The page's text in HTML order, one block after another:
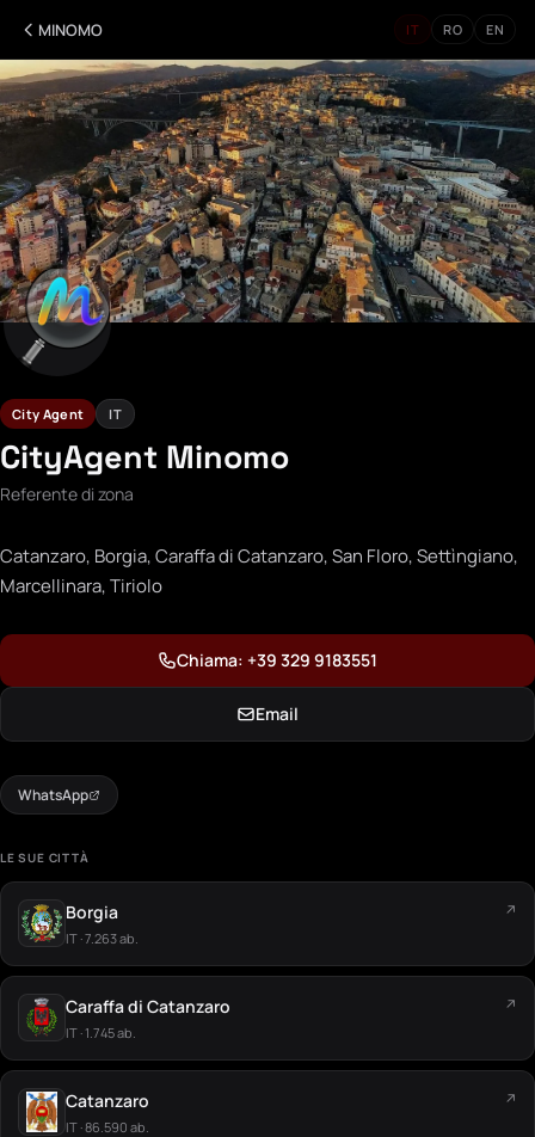
MINOMO IT RO EN
City Agent IT
CityAgent Minomo
Referente di zona
Catanzaro, Borgia, Caraffa di Catanzaro, San Floro, Settìngiano,
Marcellinara, Tiriolo
Chiama: +39 329 9183551
Email
WhatsApp
LE SUE CITTÀ
Borgia
IT · 7.263 ab.
↗
Caraffa di Catanzaro
IT · 1.745 ab.
↗
Catanzaro
IT · 86.590 ab.
↗